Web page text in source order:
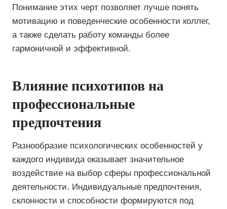
Понимание этих черт позволяет лучше понять
мотивацию и поведенческие особенности коллег,
а также сделать работу команды более
гармоничной и эффективной.
Влияние психотипов на
профессиональные
предпочтения
Разнообразие психологических особенностей у
каждого индивида оказывает значительное
воздействие на выбор сферы профессиональной
деятельности. Индивидуальные предпочтения,
склонности и способности формируются под